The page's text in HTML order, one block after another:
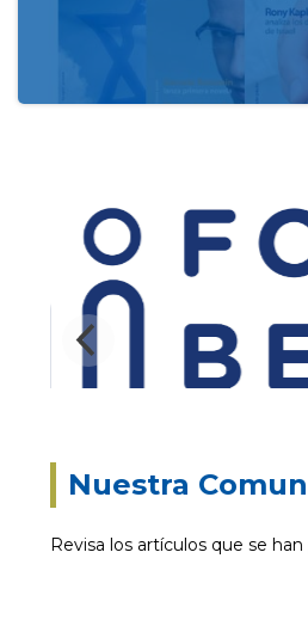
Nuestra
Revisa los artículos que se